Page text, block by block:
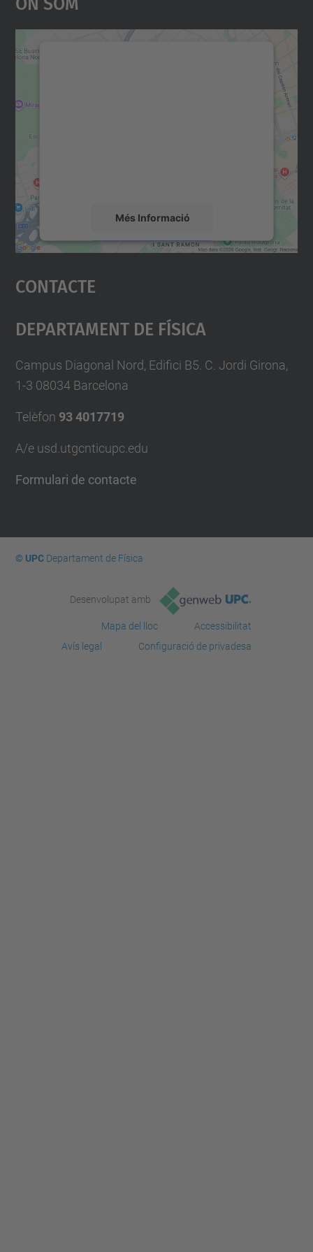
Més Informació
Accepta
powered by
Contacte
Departament De Física
Campus Diagonal Nord, Edifici B5. C. Jordi Girona,
1-3 08034 Barcelona
Telèfon 93 4017719
A/e usd.utgcnticupc.edu
Formulari de contacte
© UPCDepartament de Física
Desenvolupat amb
Mapa del lloc
Accessibilitat
Avís legal
Configuració de privadesa